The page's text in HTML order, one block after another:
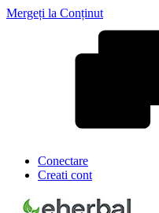
Mergeți la Conținut
Conectare
Creati cont